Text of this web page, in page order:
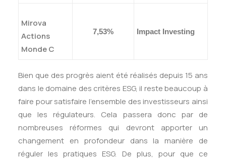
Mirova
Actions
Monde C
7,53% Impact Investing
Bien que des progrès aient été réalisés depuis 15 ans
dans le domaine des critères ESG, il reste beaucoup à
faire pour satisfaire l’ensemble des investisseurs ainsi
que les régulateurs. Cela passera donc par de
nombreuses réformes qui devront apporter un
changement en profondeur dans la manière de
réguler les pratiques ESG. De plus, pour que ce